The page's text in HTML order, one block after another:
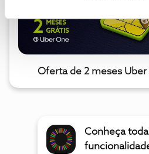
Oferta de 2 meses Uber
Conheça